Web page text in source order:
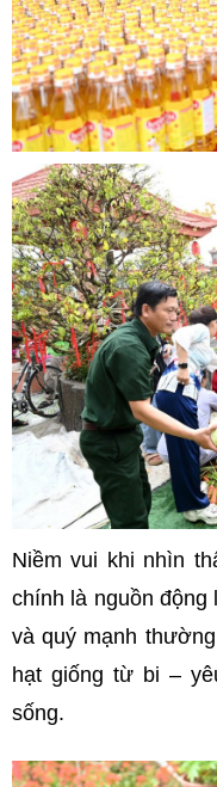
Niềm vui khi nhìn
chính là nguồn động
và quý mạnh
hạt giống từ bi –
sống.